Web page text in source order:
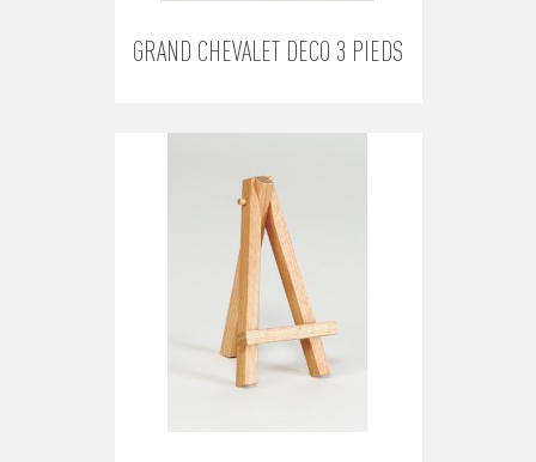
GRAND CHEVALET DECO 3 PIEDS